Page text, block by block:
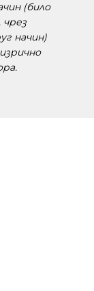
(било
начин)